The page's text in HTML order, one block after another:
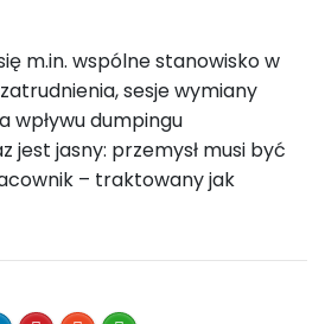
m.in. wspólne stanowisko w
sesje wymiany
wpływu dumpingu
jest jasny: przemysł musi być
– traktowany jak